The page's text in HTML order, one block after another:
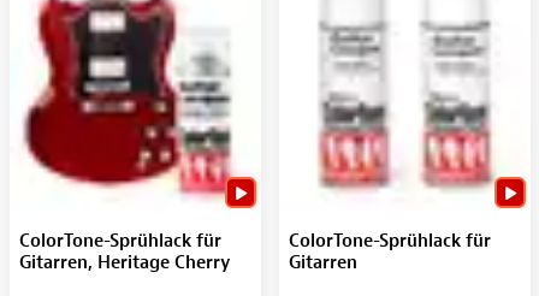
ColorTone-Sprühlack für
Gitarren, Heritage Cherry
ColorTone-Sprühlack für
Gitarren